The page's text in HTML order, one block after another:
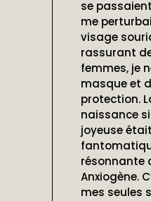
se
me
visage
rassurant
femmes, je
masque et
protection.
naissance
joyeuse
résonnante
Anxiogène.
mes seules